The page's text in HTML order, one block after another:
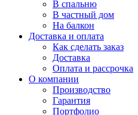
В спальню
В частный дом
На балкон
Доставка и оплата
Как сделать заказ
Доставка
Оплата и рассрочка
О компании
Производство
Гарантия
Портфолио